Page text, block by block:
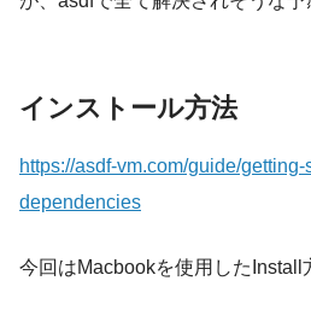
インストール方法
https://asdf-vm.com/guide/
dependencies
今回はMacbookを使用したInstall